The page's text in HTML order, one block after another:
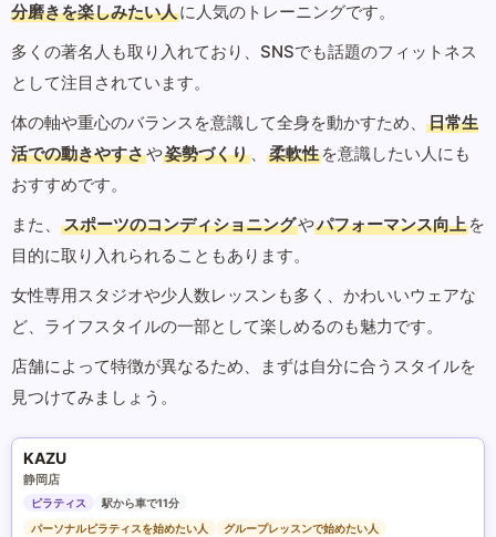
分磨きを楽しみたい人に人気のトレーニングです。
多くの著名人も取り入れており、SNSでも話題のフィットネス
として注目されています。
体の軸や重心のバランスを意識して全身を動かすため、
日常生
活での動きやすさや姿勢づくり 、 柔軟性 を意識したい人にも
おすすめです。
また、
スポーツのコンディショニングやパフォーマンス向上 を
目的に取り入れられることもあります。
女性専用スタジオや少人数レッスンも多く、かわいいウェアな
ど、ライフスタイルの一部として楽しめるのも魅力です。
店舗によって特徴が異なるため、まずは自分に合うスタイルを
見つけてみましょう。
KAZU
静岡店
ピラティス
駅から車で11分
パーソナルピラティスを始めたい人
グループレッスンで始めたい人